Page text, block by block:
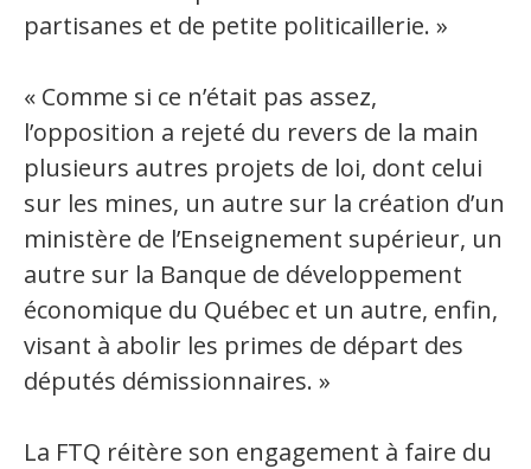
partisanes et de petite politicaillerie. »
« Comme si ce n’était pas assez,
l’opposition a rejeté du revers de la main
plusieurs autres projets de loi, dont celui
sur les mines, un autre sur la création d’un
ministère de l’Enseignement supérieur, un
autre sur la Banque de développement
économique du Québec et un autre, enfin,
visant à abolir les primes de départ des
députés démissionnaires. »
La FTQ réitère son engagement à faire du